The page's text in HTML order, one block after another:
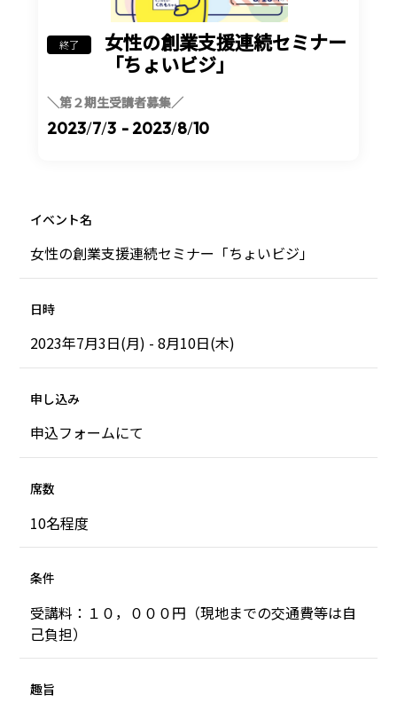
終了
女性の創業支援連続セミナー
「ちょいビジ」
＼第２期生受講者募集／
2023/7/3 - 2023/8/10
イベント名
女性の創業支援連続セミナー「ちょいビジ」
日時
2023年7月3日(月) - 8月10日(木)
申し込み
申込フォームにて
席数
10名程度
条件
受講料：１０，０００円（現地までの交通費等は自
己負担）
趣旨